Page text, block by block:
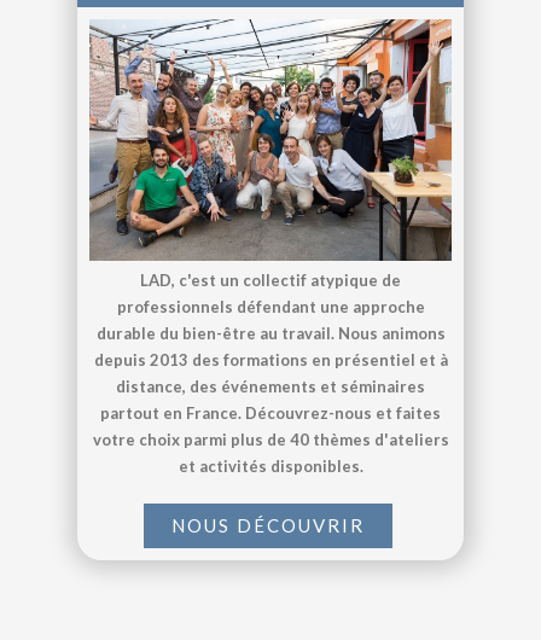
LAD, c'est un collectif atypique de
professionnels défendant une approche
durable du bien-être au travail. Nous animons
depuis 2013 des formations en présentiel et à
distance, des événements et séminaires
partout en France. Découvrez-nous et faites
votre choix parmi plus de 40 thèmes d'ateliers
et activités disponibles.
NOUS DÉCOUVRIR